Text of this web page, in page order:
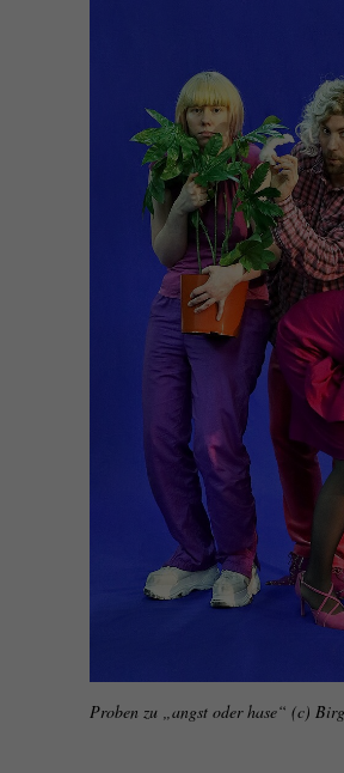
Proben zu „angst oder hase“ (c)